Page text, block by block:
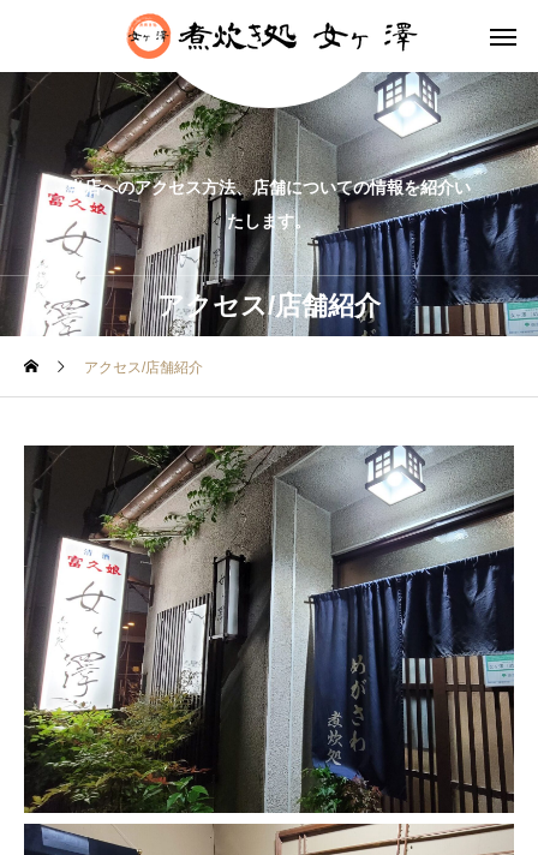
当店へのアクセス方法、店舗についての情報を紹介い
たします。
アクセス/店舗紹介
アクセス/店舗紹介